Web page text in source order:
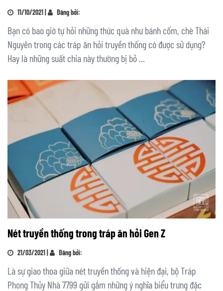
11/10/2021 | Đăng bởi:
Bạn có bao giờ tự hỏi những thức quà như bánh cốm, chè Thái
Nguyên trong các tráp ăn hỏi truyền thống có được sử dụng?
Hay là những suất chia này thường bị bỏ ...
Nét truyền thống trong tráp ăn hỏi Gen Z
21/03/2021 | Đăng bởi:
Là sự giao thoa giữa nét truyền thống và hiện đại, bộ Tráp
Phong Thủy Nhà 7799 gửi gắm những ý nghĩa biểu trưng đặc